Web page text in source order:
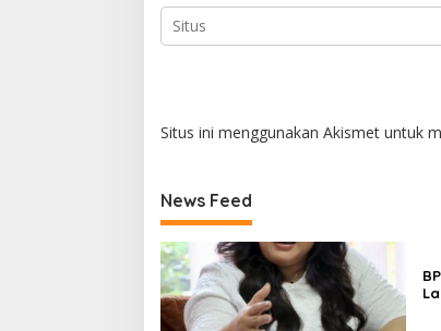
Situs ini menggunakan Akismet untuk
News Feed